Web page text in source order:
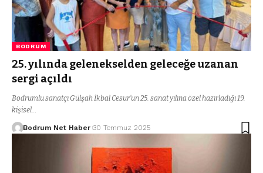
BODRUM
25. yılında gelenekselden geleceğe uzanan
sergi açıldı
Bodrumlu sanatçı Gülşah İkbal Cesur’un 25. sanat yılına özel hazırladığı 19.
kişisel…
Bodrum Net Haber 30 Temmuz 2025